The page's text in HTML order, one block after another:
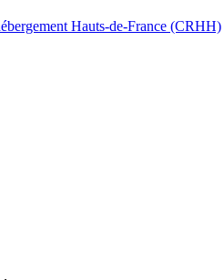
Hauts-de-France (CRHH)